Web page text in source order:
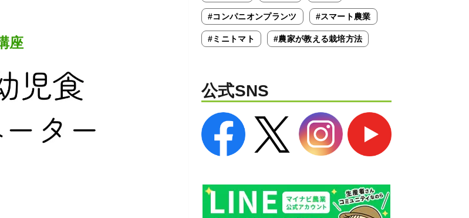
座
#コンパニオンプランツ #スマート農業
#ミニトマト #農家が教える栽培方法
公式SNS